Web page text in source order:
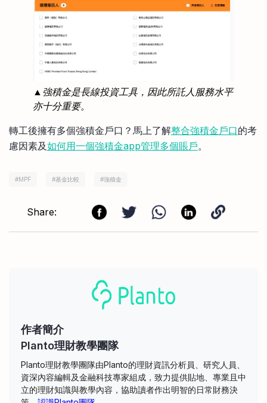
▲強積金是長線投資工具，因此所託人服務水平
亦十分重要。
轉工後擁有多個強積金戶口？馬上了解整合強積金戶口的考
慮因素及如何用一個強積金app管理多個賬戶。
#MPF #基金比較 #強積金
Share:
作者簡介
Planto理財教學團隊
Planto理財教學團隊由Planto的理財資訊分析員、研究人員、
資深內容編輯及金融科技專家組成，致力提供貼地、專業且中
立的理財知識與教學內容，協助讀者作出明智的日常財務決